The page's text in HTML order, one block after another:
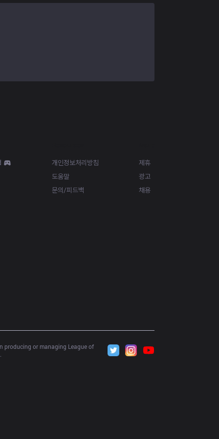
개인정보처리방침
도움말
문의/피드백
제휴
광고
채용
producing or managing League of